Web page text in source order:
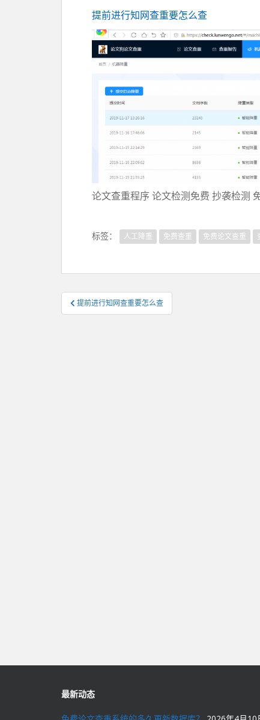
提前进行知网查重要怎么查
论文查重程序 论文检测免费 抄袭检测
标签： 人工降重 免费查重 免费论文查重
文
章
提前进行知网查重要怎么查
最新动态